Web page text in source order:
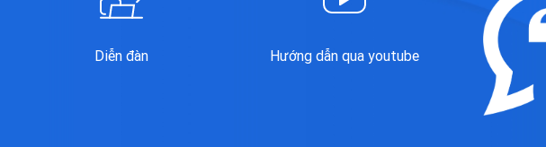
Diễn đàn Hướng dẫn qua youtube